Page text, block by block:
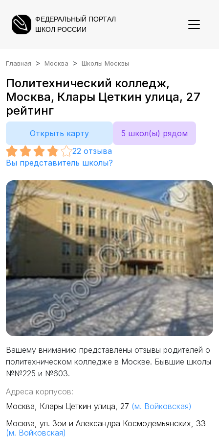
ФЕДЕРАЛЬНЫЙ ПОРТАЛ
ШКОЛ РОССИИ
Главная Москва Школы Москвы
Политехнический колледж,
Москва, Клары Цеткин улица, 27
рейтинг
Открыть карту
5 школ(ы) рядом
22 отзыва
Вы представитель школы?
Вашему вниманию представлены отзывы родителей о
политехническом колледже в Москве. Бывшие школы
№№225 и №603.
Адреса корпусов:
Москва, Клары Цеткин улица, 27 (м. Войковская)
Москва, ул. Зои и Александра Космодемьянских, 33
(м. Войковская)